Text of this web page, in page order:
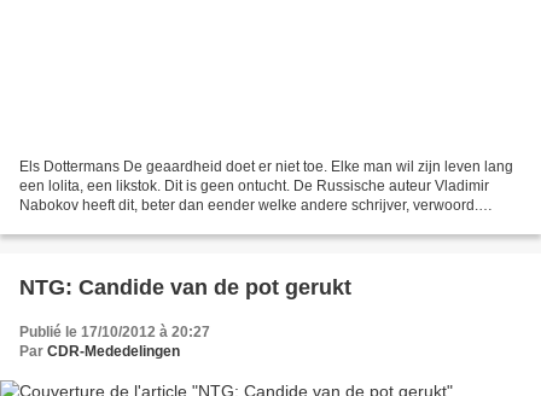
Els Dottermans De geaardheid doet er niet toe. Elke man wil zijn leven lang
een lolita, een likstok. Dit is geen ontucht. De Russische auteur Vladimir
Nabokov heeft dit, beter dan eender welke andere schrijver, verwoord.
NTG: Candide van de pot gerukt
Publié le 17/10/2012 à 20:27
Par CDR-Mededelingen